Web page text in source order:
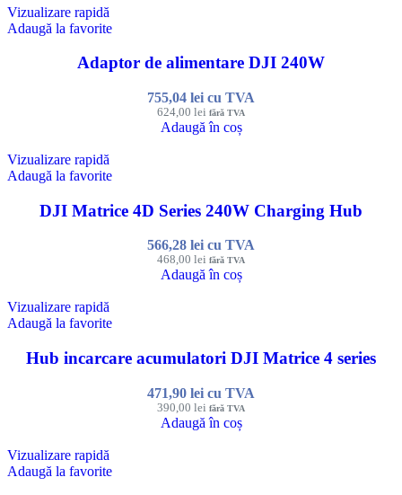
Vizualizare rapidă
Adaugă la favorite
Adaptor de alimentare DJI 240W
624,00 lei fără TVA
755,04 lei cu TVA
Adaugă în coș
Vizualizare rapidă
Adaugă la favorite
DJI Matrice 4D Series 240W Charging Hub
468,00 lei fără TVA
566,28 lei cu TVA
Adaugă în coș
Vizualizare rapidă
Adaugă la favorite
Hub incarcare acumulatori DJI Matrice 4 series
390,00 lei fără TVA
471,90 lei cu TVA
Adaugă în coș
Vizualizare rapidă
Adaugă la favorite